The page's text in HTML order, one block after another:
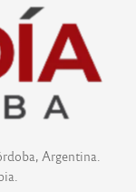
Argentina.